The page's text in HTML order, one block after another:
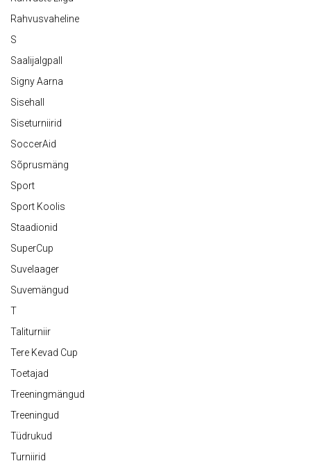
Rahvusvaheline
S
Saalijalgpall
Signy Aarna
Sisehall
Siseturniirid
SoccerAid
Sõprusmäng
Sport
Sport Koolis
Staadionid
SuperCup
Suvelaager
Suvemängud
T
Taliturniir
Tere Kevad Cup
Toetajad
Treeningmängud
Treeningud
Tüdrukud
Turniirid